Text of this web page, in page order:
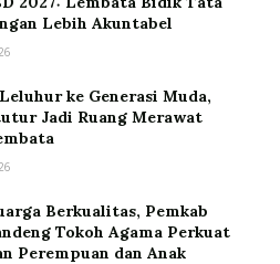
Lebih Akuntabel
ke Generasi Muda,
Jadi Ruang Merawat
Berkualitas, Pemkab
Tokoh Agama Perkuat
Perempuan dan Anak